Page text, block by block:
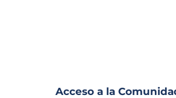
Acceso a la